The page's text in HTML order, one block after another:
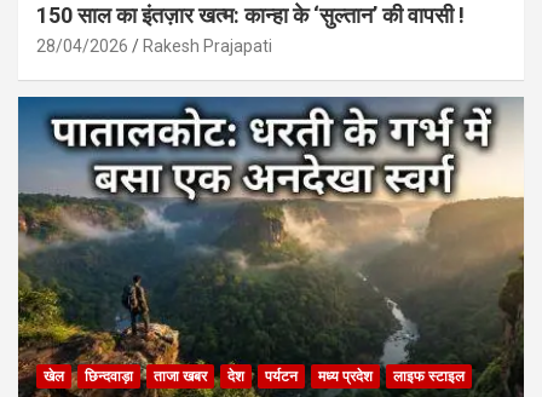
150 साल का इंतज़ार खत्म: कान्हा के ‘सुल्तान’ की वापसी !
28/04/2026 Rakesh Prajapati
खेल छिन्दवाड़ा ताजा खबर देश पर्यटन मध्य प्रदेश लाइफ स्टाइल